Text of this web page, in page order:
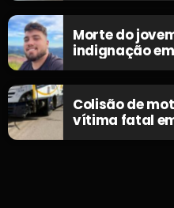
Morte do
indignação
Colisão de
vítima fatal